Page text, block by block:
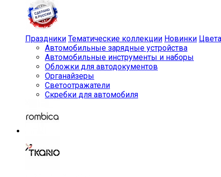
Праздники Тематические коллекции Новинки Цвета
Автомобильные зарядные устройства
Автомобильные инструменты и наборы
Обложки для автодокументов
Органайзеры
Светоотражатели
Скребки для автомобиля